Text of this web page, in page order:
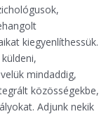
kiegyenlíthessük.
mindaddig,
közösségekbe,
Adjunk nekik